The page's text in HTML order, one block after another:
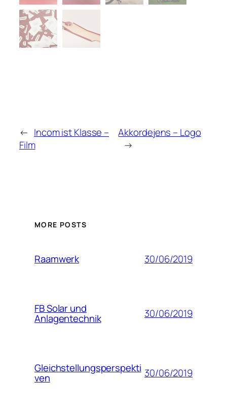
← Incom ist Klasse –
Film
Akkordejens – Logo
→
MORE POSTS
Raamwerk 30/06/2019
FB Solar und
Anlagentechnik 30/06/2019
Gleichstellungsperspekti
ven 30/06/2019